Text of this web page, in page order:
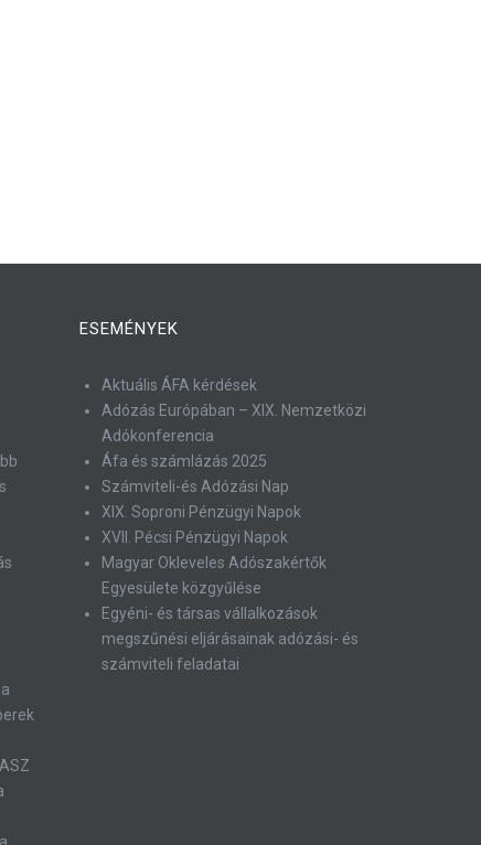
ESEMÉNYEK
Aktuális ÁFA kérdések
Adózás Európában – XIX. Nemzetközi
Adókonferencia
Áfa és számlázás 2025
Számviteli-és Adózási Nap
XIX. Soproni Pénzügyi Napok
XVII. Pécsi Pénzügyi Napok
Magyar Okleveles Adószakértők
Egyesülete közgyűlése
Egyéni- és társas vállalkozások
megszűnési eljárásainak adózási- és
számviteli feladatai